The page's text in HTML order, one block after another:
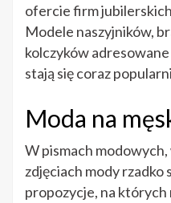
ofercie firm
Modele naszyjników,
kolczyków
stają się coraz
Moda na
W pismach
zdjęciach mody rzadko
propozycje, na